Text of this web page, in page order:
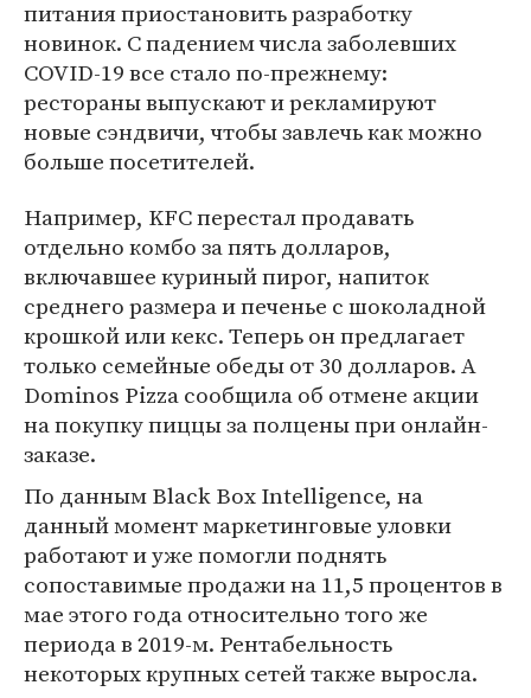
питания приостановить разработку
новинок. С падением числа заболевших
COVID-19 все стало по-прежнему:
рестораны выпускают и рекламируют
новые сэндвичи, чтобы завлечь как можно
больше посетителей.
Например, KFC перестал продавать
отдельно комбо за пять долларов,
включавшее куриный пирог, напиток
среднего размера и печенье с шоколадной
крошкой или кекс. Теперь он предлагает
только семейные обеды от 30 долларов. А
Dominos Pizza сообщила об отмене акции
на покупку пиццы за полцены при онлайн-
заказе.
По данным Black Box Intelligence, на
данный момент маркетинговые уловки
работают и уже помогли поднять
сопоставимые продажи на 11,5 процентов в
мае этого года относительно того же
периода в 2019-м. Рентабельность
некоторых крупных сетей также выросла.